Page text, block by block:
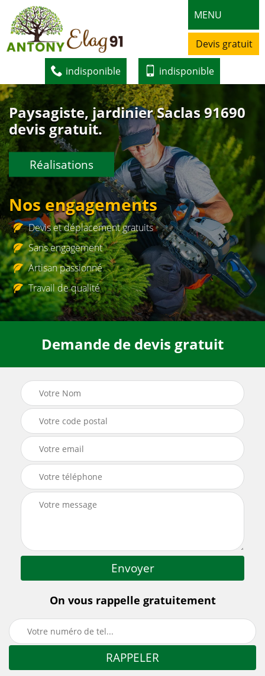
MENU
Devis gratuit
indisponible indisponible
Paysagiste, jardinier Saclas 91690
devis gratuit.
Réalisations
Nos engagements
Devis et déplacement gratuits
Sans engagement
Artisan passionné
Travail de qualité
Demande de devis gratuit
On vous rappelle gratuitement